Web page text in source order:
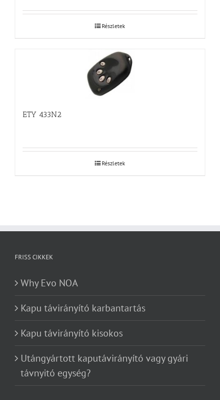
Részletek
ETY 433N2
Részletek
FRISS CIKKEK
Why Evo NOA
Kapu távirányító karbantartás
Kapu távirányító kisokos
Utángyártott kaputávirányító vagy gyári
távnyitó egység?